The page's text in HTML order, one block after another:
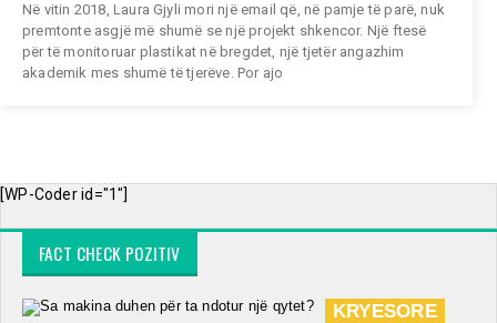
Në vitin 2018, Laura Gjyli mori një email që, në pamje të parë, nuk
premtonte asgjë më shumë se një projekt shkencor. Një ftesë
për të monitoruar plastikat në bregdet, një tjetër angazhim
akademik mes shumë të tjerëve. Por ajo
[WP-Coder id="1"]
FACT CHECK POZITIV
KRYESORE